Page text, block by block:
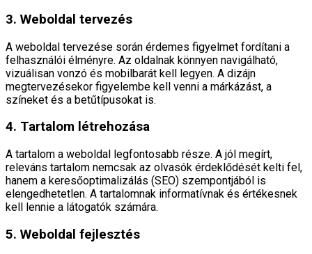
3. Weboldal tervezés
A weboldal tervezése során érdemes figyelmet fordítani a
felhasználói élményre. Az oldalnak könnyen navigálható,
vizuálisan vonzó és mobilbarát kell legyen. A dizájn
megtervezésekor figyelembe kell venni a márkázást, a
színeket és a betűtípusokat is.
4. Tartalom létrehozása
A tartalom a weboldal legfontosabb része. A jól megírt,
releváns tartalom nemcsak az olvasók érdeklődését kelti fel,
hanem a keresőoptimalizálás (SEO) szempontjából is
elengedhetetlen. A tartalomnak informatívnak és értékesnek
kell lennie a látogatók számára.
5. Weboldal fejlesztés